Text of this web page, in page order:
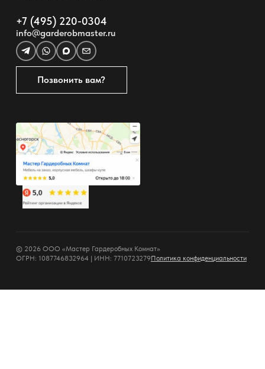
+7 (495) 220-0304
info@garderobmaster.ru
Позвонить вам?
© 2026 ООО «Мастер Гардеробных Комнат»
ОГРН: 1087746832964 | ИНН: 7710723279Политика конфиденциальности